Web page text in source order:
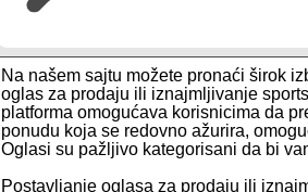
Na našem sajtu možete pronaći širok
oglas za prodaju ili iznajmljivanje
platforma omogućava korisnicima da
ponudu koja se redovno ažurira,
Oglasi su pažljivo kategorisani da bi
Postavljanje oglasa za prodaju ili